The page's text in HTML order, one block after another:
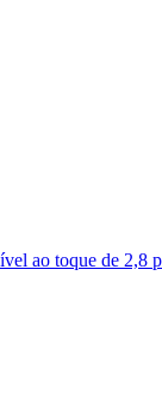
ao toque de 2,8